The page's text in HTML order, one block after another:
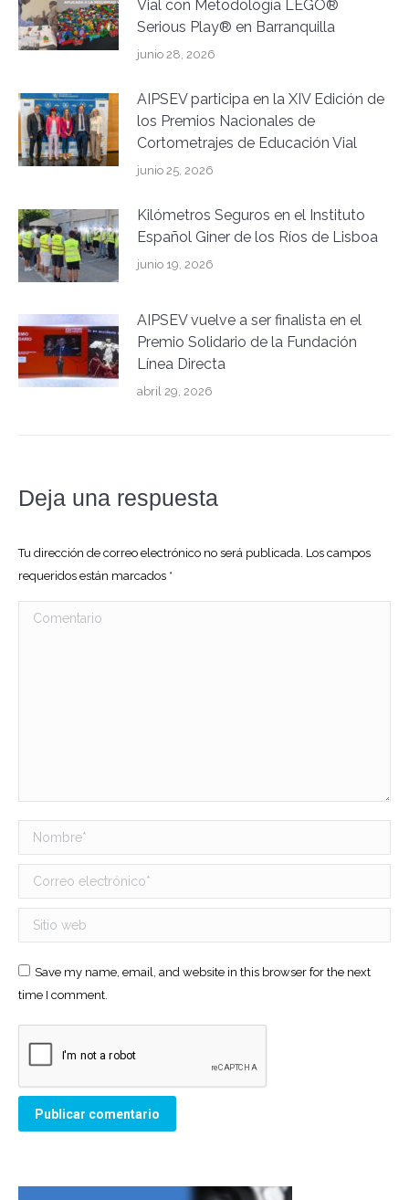
Vial con Metodología LEGO®
Serious Play® en Barranquilla
junio 28, 2026
AIPSEV participa en la XIV Edición de
los Premios Nacionales de
Cortometrajes de Educación Vial
junio 25, 2026
Kilómetros Seguros en el Instituto
Español Giner de los Ríos de Lisboa
junio 19, 2026
AIPSEV vuelve a ser finalista en el
Premio Solidario de la Fundación
Línea Directa
abril 29, 2026
Deja una respuesta
Tu dirección de correo electrónico no será publicada. Los campos
requeridos están marcados *
Comentario
Nombre *
Correo electrónico *
Sitio web
Save my name, email, and website in this browser for the next
time I comment.
Publicar comentario